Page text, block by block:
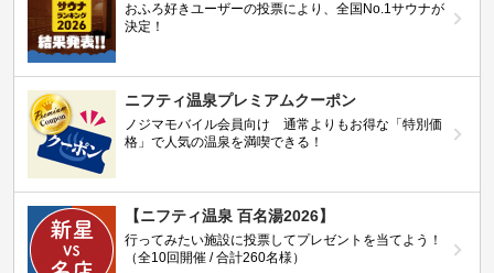
おふろ好きユーザーの投票により、全国No.1サウナが
決定！
ニフティ温泉プレミアムクーポン
ノジマモバイル会員向け 通常よりもお得な「特別価
格」で人気の温泉を満喫できる！
【ニフティ温泉 百名湯2026】
行ってみたい施設に投票してプレゼントを当てよう！
（全10回開催 / 合計260名様）